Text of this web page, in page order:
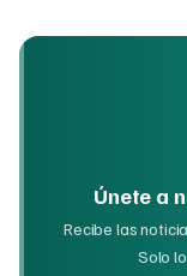
Únete a
Recibe las
Solo